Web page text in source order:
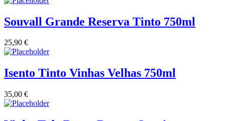
Souvall Grande Reserva Tinto 750ml
25,90 €
Isento Tinto Vinhas Velhas 750ml
35,00 €